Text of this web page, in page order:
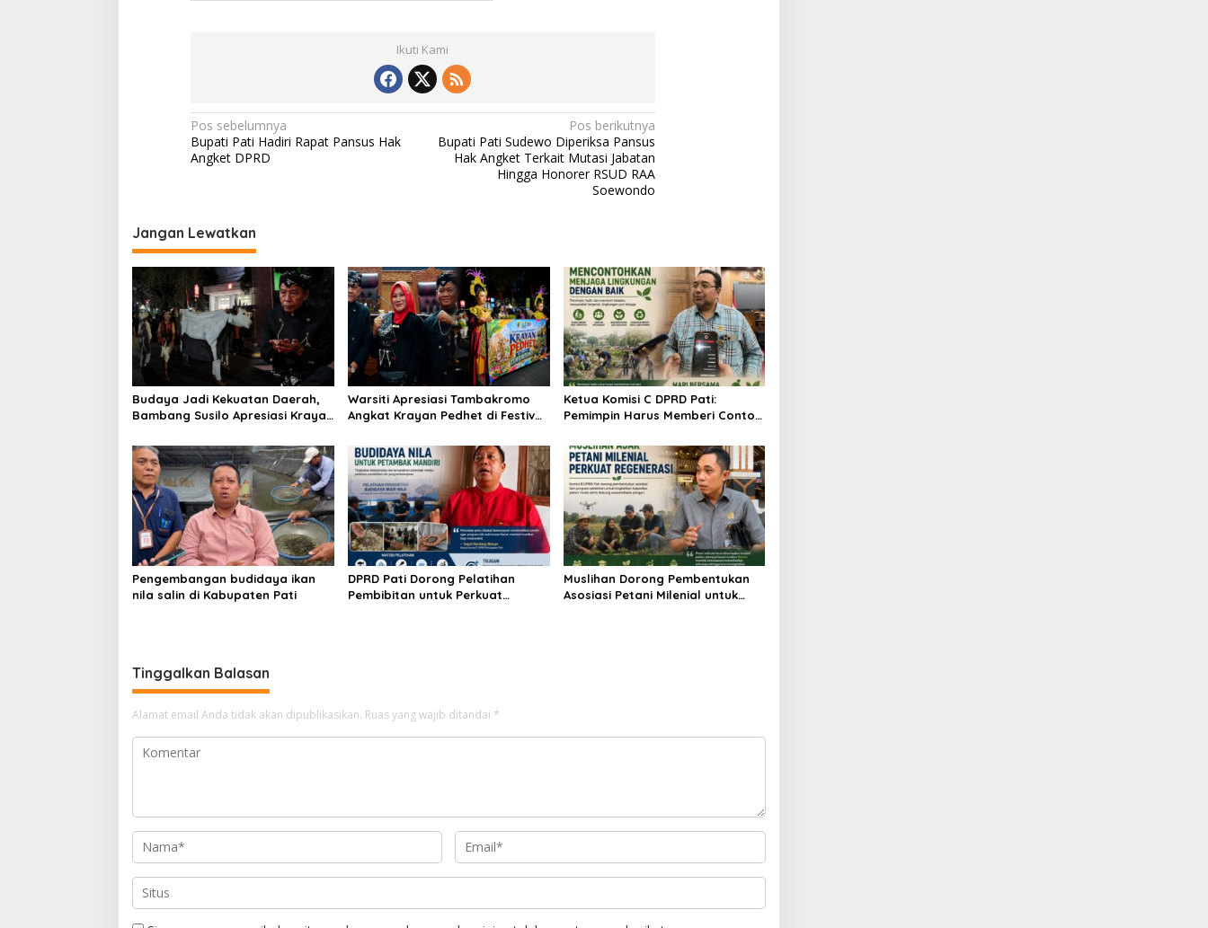
Ikuti Kami
N
a
g
a
s
i
p
o
s
Pos sebelumnya
Bupati Pati Hadiri Rapat Pansus Hak
Angket DPRD
Pos berikutnya
Bupati Pati Sudewo Diperiksa Pansus
Hak Angket Terkait Mutasi Jabatan
Hingga Honorer RSUD RAA
Soewondo
Jangan Lewatkan
Budaya Jadi Kekuatan Daerah,
Bambang Susilo Apresiasi Krayan
Warsiti Apresiasi Tambakromo
Angkat Krayan Pedhet di Festival
Ketua Komisi C DPRD Pati:
Pemimpin Harus Memberi Contoh
Lingkungan
Pengembangan budidaya ikan
nila salin di Kabupaten Pati
DPRD Pati Dorong Pelatihan
Pembibitan untuk Perkuat
Muslihan Dorong Pembentukan
Asosiasi Petani Milenial untuk
Tinggalkan Balasan
Alamat email Anda tidak akan dipublikasikan. Ruas yang wajib ditandai *